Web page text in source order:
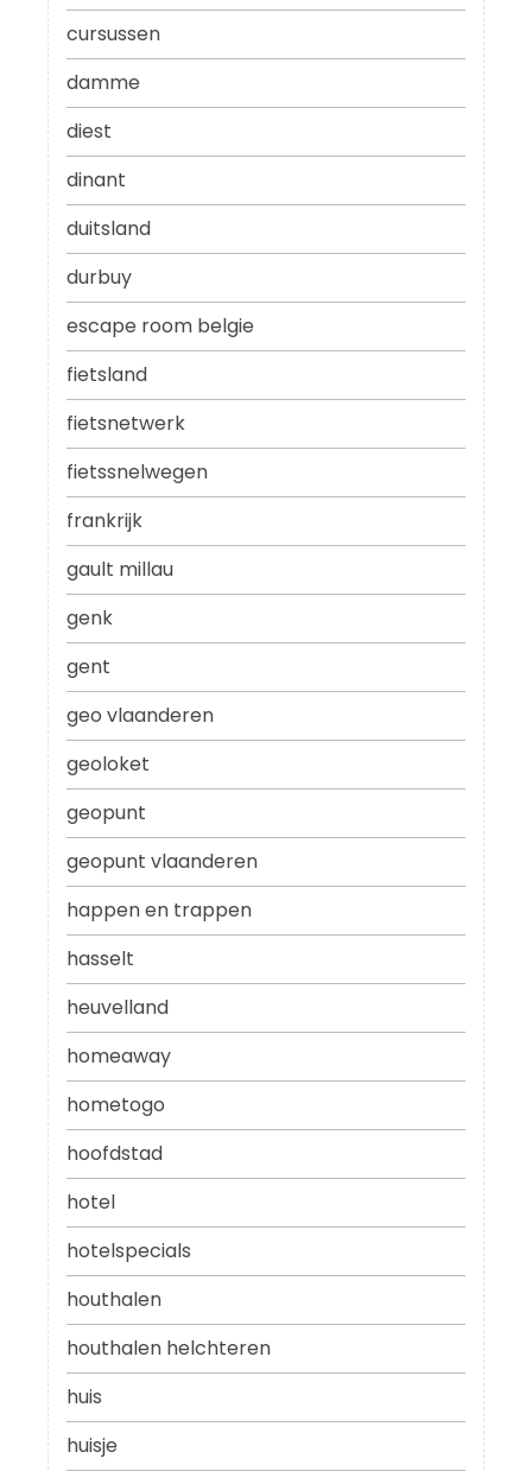
cursussen
damme
diest
dinant
duitsland
durbuy
escape room belgie
fietsland
fietsnetwerk
fietssnelwegen
frankrijk
gault millau
genk
gent
geo vlaanderen
geoloket
geopunt
geopunt vlaanderen
happen en trappen
hasselt
heuvelland
homeaway
hometogo
hoofdstad
hotel
hotelspecials
houthalen
houthalen helchteren
huis
huisje